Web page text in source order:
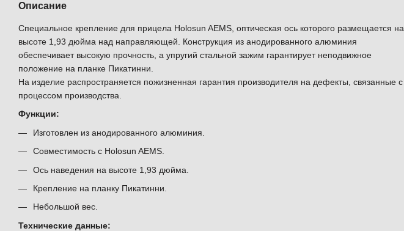
Описание
Специальное крепление для прицела Holosun AEMS, оптическая ось которого размещается на
высоте 1,93 дюйма над направляющей. Конструкция из анодированного алюминия
обеспечивает высокую прочность, а упругий стальной зажим гарантирует неподвижное
положение на планке Пикатинни.
На изделие распространяется пожизненная гарантия производителя на дефекты, связанные с
процессом производства.
Функции:
Изготовлен из анодированного алюминия.
Совместимость с Holosun AEMS.
Ось наведения на высоте 1,93 дюйма.
Крепление на планку Пикатинни.
Небольшой вес.
Технические данные: